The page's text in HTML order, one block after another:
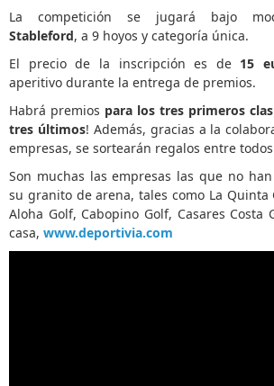
La competición se jugará bajo
Stableford, a 9 hoyos y categoría única.
El precio de la inscripción es de 15
aperitivo durante la entrega de premios.
Habrá premios para los tres primeros
tres últimos! Además, gracias a la
empresas, se sortearán regalos entre
Son muchas las empresas las que no
su granito de arena, tales como La Quinta
Aloha Golf, Cabopino Golf, Casares Costa
casa, www.deportivia.com